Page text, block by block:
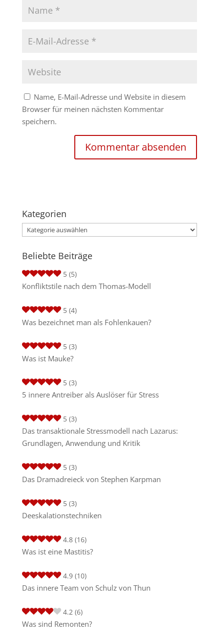
Name, E-Mail-Adresse und Website in diesem
Browser für meinen nächsten Kommentar
speichern.
Kategorien
Kategorien
Beliebte Beiträge
5 (5)
Konfliktstile nach dem Thomas-Modell
5 (4)
Was bezeichnet man als Fohlenkauen?
5 (3)
Was ist Mauke?
5 (3)
5 innere Antreiber als Auslöser für Stress
5 (3)
Das transaktionale Stressmodell nach Lazarus:
Grundlagen, Anwendung und Kritik
5 (3)
Das Dramadreieck von Stephen Karpman
5 (3)
Deeskalationstechniken
4.8 (16)
Was ist eine Mastitis?
4.9 (10)
Das innere Team von Schulz von Thun
4.2 (6)
Was sind Remonten?